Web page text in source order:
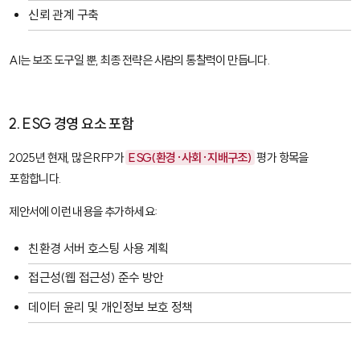
신뢰 관계 구축
AI는 보조 도구일 뿐, 최종 전략은 사람의 통찰력이 만듭니다.
2. ESG 경영 요소 포함
2025년 현재, 많은 RFP가 ESG(환경·사회·지배구조) 평가 항목을
포함합니다.
제안서에 이런 내용을 추가하세요:
친환경 서버 호스팅 사용 계획
접근성(웹 접근성) 준수 방안
데이터 윤리 및 개인정보 보호 정책